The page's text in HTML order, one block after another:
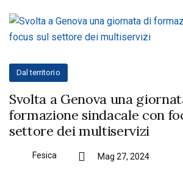
Dal territorio
Svolta a Genova una
formazione sindacale con
settore dei multiservizi
Fesica Mag 27, 2024